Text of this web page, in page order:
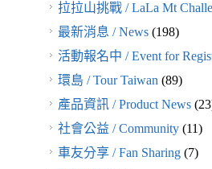
拉拉山挑戰 / LaLa Mt
最新消息 / News(198)
活動報名中 / Event for
環島 / Tour Taiwan(89)
產品資訊 / Product News
社會公益 / Community(11)
車友分享 / Fan Sharing(7)